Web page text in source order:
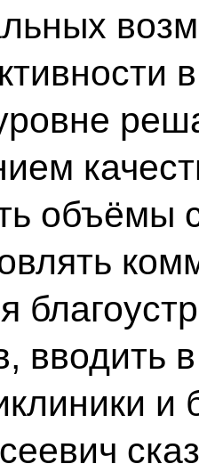
объёмы
вводить
и